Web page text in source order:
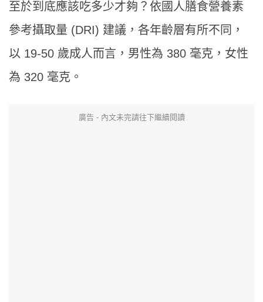
至於到底應該吃多少才夠？依國人膳食營養素
參考攝取量 (DRI) 建議，各年齡層有所不同，
以 19-50 歲成人而言，男性為 380 毫克，女性
為 320 毫克。
廣告 - 內文未完請往下繼續閱讀